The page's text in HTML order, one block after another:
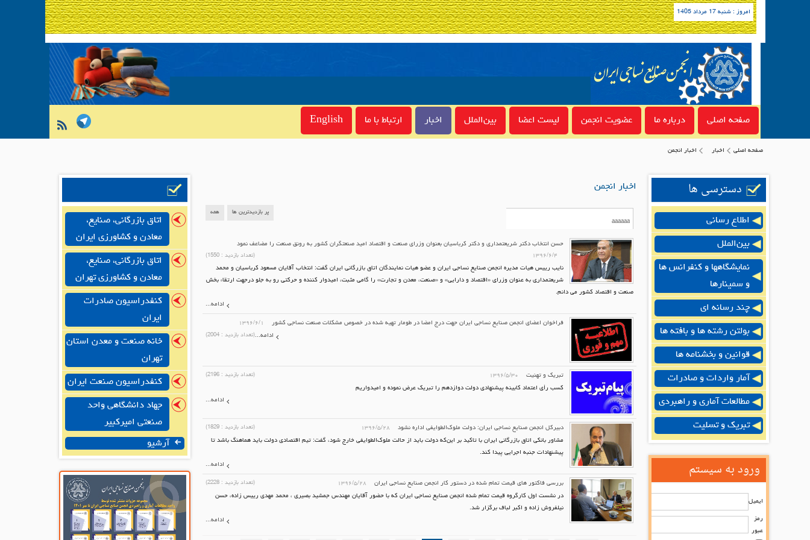
امروز : شنبه 17 مرداد 1405
صفحه اصلی درباره ما عضویت انجمن لیست اعضا بین‌الملل اخبار ارتباط با ما English
صفحه اصلی اخبار اخبار انجمن
دسترسی ها
اطلاع رسانی
بین‌الملل
نمایشگاهها و کنفرانس ها
و سمینارها
چند رسانه ای
بولتن رشته ها و بافته ها
قوانین و بخشنامه ها
آمار واردات و صادرات
مطالعات آماری و راهبردی
تبریک و تسلیت
ورود به سیستم
ایمیل
رمز
عبور
اخبار انجمن
پر بازدیدترین ها همه
حسن انتخاب دکتر شریعتمداری و دکتر کرباسیان بعنوان وزرای صنعت و اقتصاد امید صنعتگران کشور به رونق صنعت را مضاعف نمود
۱۳۹۶/۶/۴ (تعداد بازدید : 1550
)
نایب رییس هیات مدیره انجمن صنایع نساجی ایران و عضو هیات نمایندگان اتاق بازرگانی ایران گفت: انتخاب آقایان مسعود کرباسیان و محمد
شریعتمداری به عنوان وزرای «اقتصاد و دارایی» و «صنعت، معدن و تجارت» را گامی مثبت، امیدوار کننده و حرکتی رو به جلو درجهت ارتقاء بخش
صنعت و اقتصاد کشور می دانم.
ادامه...
فراخوان اعضای انجمن صنایع نساجی ایران جهت درج امضا در طومار تهیه شده در خصوص مشکلات صنعت نساجی کشور
۱۳۹۶/۶/۱
(تعداد بازدید : 2004
) ادامه...
تبریک و تهنیت ۱۳۹۶/۵/۳۰ (تعداد بازدید : 2196
)
کسب رأی اعتماد کابینه پیشنهادی دولت دوازدهم را تبریک عرض نموده و امیدواریم
ادامه...
دبیرکل انجمن صنایع نساجی ایران: دولت ملوک‌الطوایفی اداره نشود‎ ۱۳۹۶/۵/۲۸ (تعداد بازدید : 1829
)
مشاور بانکی اتاق بازرگانی ایران با تاکید بر این‌که دولت باید از حالت ملوک‌الطوایفی خارج شود، گفت: تیم اقتصادی دولت باید هماهنگ باشد تا
پیشنهادات جنبه اجرایی پیدا کند.
ادامه...
بررسی فاکتور های قیمت تمام شده در دستور کار انجمن صنایع نساجی ایران ۱۳۹۶/۵/۲۸ (تعداد بازدید : 2228
)
در نشست اول کارگروه قیمت تمام شده انجمن صنایع نساجی ایران که با حضور آقایان مهندس جمشید بصیری ، محمد مهدی رییس زاده، حسن
نیلفروش زاده و اکبر لباف برگزار شد.
ادامه...
اتاق بازرگانی، صنایع،
معادن و کشاورزی ایران
اتاق بازرگانی، صنایع،
معادن و کشاورزی تهران
کنفدراسیون صادرات
ایران
خانه صنعت و معدن استان
تهران
کنفدراسیون صنعت ایران
جهاد دانشگاهی واحد
صنعتی امیرکبیر
آرشیو